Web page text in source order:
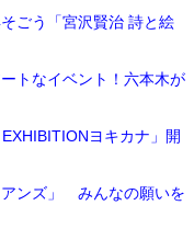
ごう「宮沢賢治 詩と絵
トなイベント！六本木が
ヨキカナ」開
アンズ」 みんなの願いを